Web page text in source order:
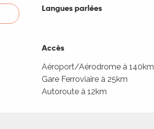
Langues parlées
Langues parlées
Accès
Accès
Aéroport/Aérodrome à 140km
Gare Ferroviaire à 25km
Autoroute à 12km